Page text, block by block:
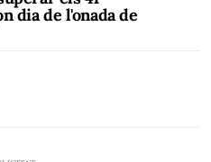
dia de l'onada de